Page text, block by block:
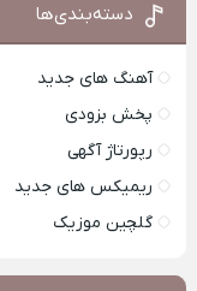
دسته‌بندی‌ها
آهنگ های جدید
پخش بزودی
رپورتاژ آگهی
ریمیکس های جدید
گلچین موزیک